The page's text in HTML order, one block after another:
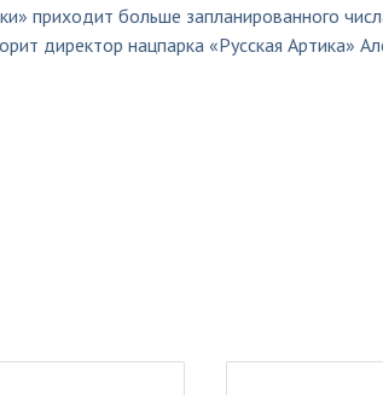
приходит больше запланированного
директор нацпарка «Русская Артика»